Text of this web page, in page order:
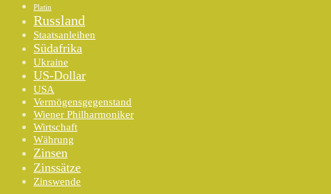
Platin
Russland
Staatsanleihen
Südafrika
Ukraine
US-Dollar
USA
Vermögensgegenstand
Wiener Philharmoniker
Wirtschaft
Währung
Zinsen
Zinssätze
Zinswende